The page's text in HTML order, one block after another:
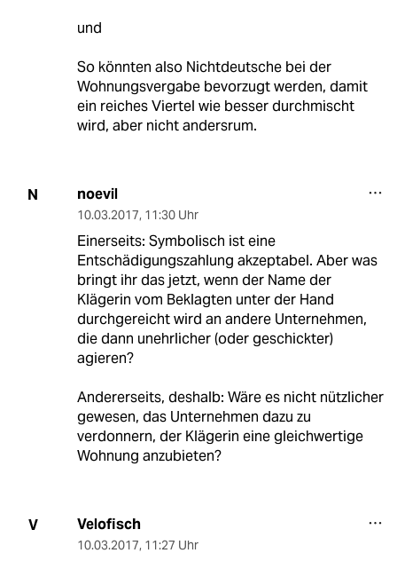
und
So könnten also Nichtdeutsche bei der
Wohnungsvergabe bevorzugt werden, damit
ein reiches Viertel wie besser durchmischt
wird, aber nicht andersrum.
N noevil
10.03.2017, 11:30 Uhr
Einerseits: Symbolisch ist eine
Entschädigungszahlung akzeptabel. Aber was
bringt ihr das jetzt, wenn der Name der
Klägerin vom Beklagten unter der Hand
durchgereicht wird an andere Unternehmen,
die dann unehrlicher (oder geschickter)
agieren?
Andererseits, deshalb: Wäre es nicht nützlicher
gewesen, das Unternehmen dazu zu
verdonnern, der Klägerin eine gleichwertige
Wohnung anzubieten?
V Velofisch
10.03.2017, 11:27 Uhr